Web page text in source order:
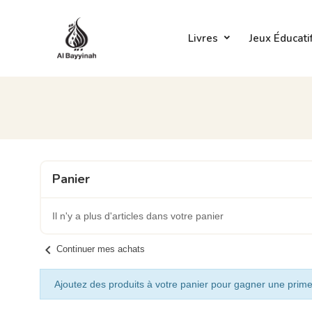
Livres Jeux
Panier
Il n'y a plus d'articles dans votre panier
chevron_left Continuer mes achats
Ajoutez des produits à votre panier pour gagner une